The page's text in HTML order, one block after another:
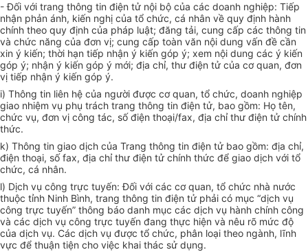
- Đối với trang thông tin điện tử nội bộ của các doanh nghiệp: Tiếp
nhận phản ánh, kiến nghị của tổ chức, cá nhân về quy định hành
chính theo quy định của pháp luật; đăng tải, cung cấp các thông tin
và chức năng của đơn vị; cung cấp toàn văn nội dung vấn đề cần
xin ý kiến; thời hạn tiếp nhận ý kiến góp ý; xem nội dung các ý kiến
góp ý; nhận ý kiến góp ý mới; địa chỉ, thư điện tử của cơ quan, đơn
vị tiếp nhận ý kiến góp ý.
i) Thông tin liên hệ của người được cơ quan, tổ chức, doanh nghiệp
giao nhiệm vụ phụ trách trang thông tin điện tử, bao gồm: Họ tên,
chức vụ, đơn vị công tác, số điện thoại/fax, địa chỉ thư điện tử chính
thức.
k) Thông tin giao dịch của Trang thông tin điện tử bao gồm: địa chỉ,
điện thoại, số fax, địa chỉ thư điện tử chính thức để giao dịch với tổ
chức, cá nhân.
l) Dịch vụ công trực tuyến: Đối với các cơ quan, tổ chức nhà nước
thuộc tỉnh Ninh Bình, trang thông tin điện tử phải có mục “dịch vụ
công trực tuyến” thông báo danh mục các dịch vụ hành chính công
và các dịch vụ công trực tuyến đang thực hiện và nêu rõ mức độ
của dịch vụ. Các dịch vụ được tổ chức, phân loại theo ngành, lĩnh
vực để thuận tiện cho việc khai thác sử dụng.